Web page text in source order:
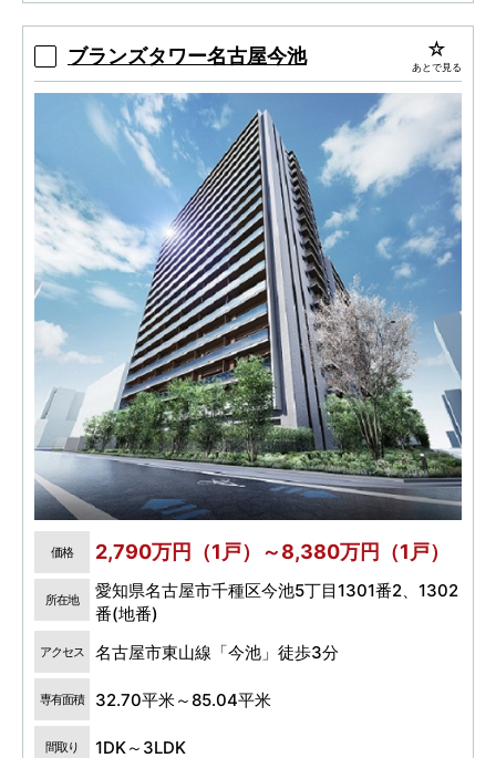
ブランズタワー名古屋今池 あとで見る
価格 2,790万円（1戸）～8,380万円（1戸）
所在地
愛知県名古屋市千種区今池5丁目1301番2、1302
番(地番)
アクセス 名古屋市東山線「今池」徒歩3分
専有面積 32.70平米～85.04平米
間取り 1DK～3LDK